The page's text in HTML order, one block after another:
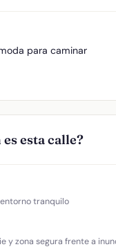
para caminar
esta calle?
tranquilo
y zona segura frente a